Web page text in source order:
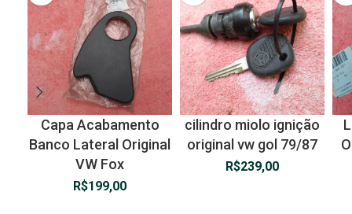
Capa Acabamento
Banco Lateral Original
VW Fox
R$199,00
cilindro miolo ignição
original vw gol 79/87
R$239,00